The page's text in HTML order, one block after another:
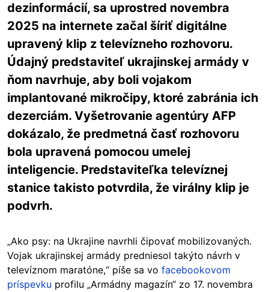
dezinformácií, sa uprostred novembra
2025 na internete začal šíriť digitálne
upravený klip z televízneho rozhovoru.
Údajný predstaviteľ ukrajinskej armády v
ňom navrhuje, aby boli vojakom
implantované mikročipy, ktoré zabránia ich
dezerciám. Vyšetrovanie agentúry AFP
dokázalo, že predmetná časť rozhovoru
bola upravená pomocou umelej
inteligencie. Predstaviteľka televíznej
stanice takisto potvrdila, že virálny klip je
podvrh.
„Ako psy: na Ukrajine navrhli čipovať mobilizovaných.
Vojak ukrajinskej armády predniesol takýto návrh v
televíznom maratóne,“ píše sa vo facebookovom
príspevku profilu „Armádny magazín“ zo 17. novembra